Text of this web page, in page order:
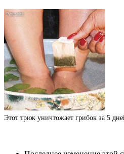
Этот трюк уничтожает грибок за 5